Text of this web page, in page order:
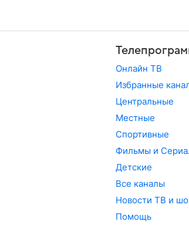
Онлайн ТВ
Избранные
Центральные
Местные
Спортивные
Фильмы и
Детские
Все каналы
Новости ТВ и
Помощь